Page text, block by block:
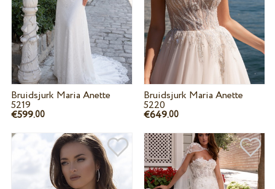
Bruidsjurk Maria Anette
5219
€599.00
Bruidsjurk Maria Anette
5220
€649.00